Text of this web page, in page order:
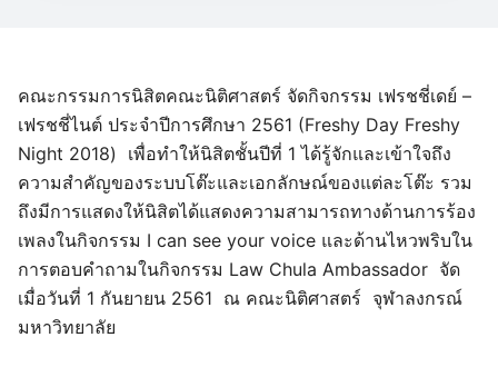
คณะกรรมการนิสิตคณะนิติศาสตร์ จัดกิจกรรม เฟรชชี่เดย์ –
เฟรชชี่ไนต์ ประจำปีการศึกษา 2561 (Freshy Day Freshy
Night 2018) เพื่อทำให้นิสิตชั้นปีที่ 1 ได้รู้จักและเข้าใจถึง
ความสำคัญของระบบโต๊ะและเอกลักษณ์ของแต่ละโต๊ะ รวม
ถึงมีการแสดงให้นิสิตได้แสดงความสามารถทางด้านการร้อง
เพลงในกิจกรรม I can see your voice และด้านไหวพริบใน
การตอบคำถามในกิจกรรม Law Chula Ambassador จัด
เมื่อวันที่ 1 กันยายน 2561 ณ คณะนิติศาสตร์ จุฬาลงกรณ์
มหาวิทยาลัย